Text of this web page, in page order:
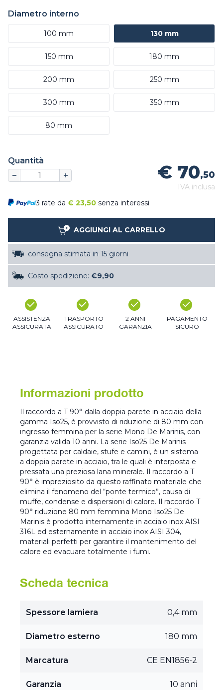
Diametro interno
100 mm 130 mm
150 mm 180 mm
200 mm 250 mm
300 mm 350 mm
80 mm
Quantità
€ 70,50
IVA inclusa
3 rate da € 23,50 senza interessi
AGGIUNGI AL CARRELLO
consegna stimata in 15 giorni
Costo spedizione: €9,90
ASSISTENZA
ASSICURATA
TRASPORTO
ASSICURATO
2 ANNI
GARANZIA
PAGAMENTO
SICURO
Informazioni prodotto
Il raccordo a T 90° dalla doppia parete in acciaio della
gamma Iso25, è provvisto di riduzione di 80 mm con
ingresso femmina per la serie Mono De Marinis, con
garanzia valida 10 anni. La serie Iso25 De Marinis
progettata per caldaie, stufe e camini, è un sistema
a doppia parete in acciaio, tra le quali è interposta e
pressata una preziosa lana minerale. Il raccordo a T
90° è impreziosito da questo raffinato materiale che
elimina il fenomeno del “ponte termico”, causa di
muffe, condense e dispersioni di calore. Il raccordo T
90° riduzione 80 mm femmina Mono Iso25 De
Marinis è prodotto internamente in acciaio inox AISI
316L ed esternamente in acciaio inox AISI 304,
materiali perfetti per garantire il mantenimento del
calore ed evacuare totalmente i fumi.
Scheda tecnica
Spessore lamiera 0,4 mm
Diametro esterno 180 mm
Marcatura CE EN1856-2
Garanzia 10 anni